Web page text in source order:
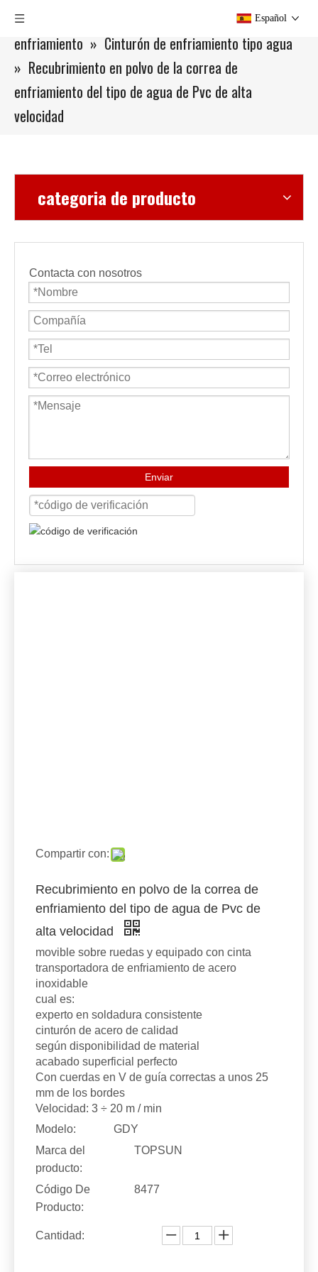
Español
Usted está aquí:
Cinturón de
enfriamiento » Cinturón de enfriamiento tipo agua
» Recubrimiento en polvo de la correa de
enfriamiento del tipo de agua de Pvc de alta
velocidad
categoria de producto
Contacta con nosotros
Enviar
Compartir con:
Recubrimiento en polvo de la correa de
enfriamiento del tipo de agua de Pvc de
alta velocidad
movible sobre ruedas y equipado con cinta
transportadora de enfriamiento de acero
inoxidable
cual es:
experto en soldadura consistente
cinturón de acero de calidad
según disponibilidad de material
acabado superficial perfecto
Con cuerdas en V de guía correctas a unos 25
mm de los bordes
Velocidad: 3 ÷ 20 m / min
Modelo:
GDY
Marca del
producto:
TOPSUN
Código De
Producto:
8477
Cantidad: